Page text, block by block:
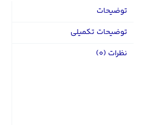
توضیحات
توضیحات تکمیلی
نظرات (0)